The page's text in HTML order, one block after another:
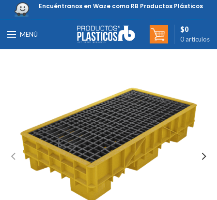
Encuéntranos en Waze como RB Productos Plásticos
MENÚ
0 artículos
$0